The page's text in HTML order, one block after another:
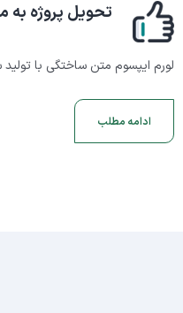
تحویل پروژه به
لورم ایپسوم متن ساختگی با
ادامه مطلب